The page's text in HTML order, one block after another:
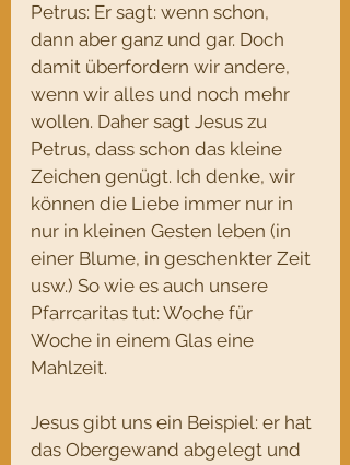
Petrus: Er sagt: wenn schon,
dann aber ganz und gar. Doch
damit überfordern wir andere,
wenn wir alles und noch mehr
wollen. Daher sagt Jesus zu
Petrus, dass schon das kleine
Zeichen genügt. Ich denke, wir
können die Liebe immer nur in
nur in kleinen Gesten leben (in
einer Blume, in geschenkter Zeit
usw.) So wie es auch unsere
Pfarrcaritas tut: Woche für
Woche in einem Glas eine
Mahlzeit.
Jesus gibt uns ein Beispiel: er hat
das Obergewand abgelegt und